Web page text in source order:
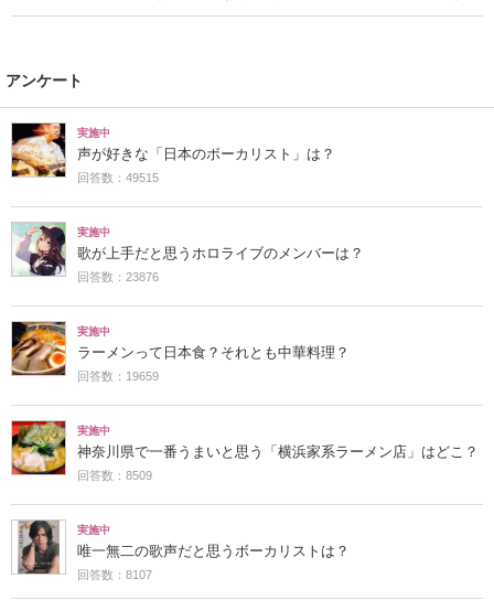
アンケート
実施中
声が好きな「日本のボーカリスト」は？
回答数：49515
実施中
歌が上手だと思うホロライブのメンバーは？
回答数：23876
実施中
ラーメンって日本食？それとも中華料理？
回答数：19659
実施中
神奈川県で一番うまいと思う「横浜家系ラーメン店」はどこ？
回答数：8509
実施中
唯一無二の歌声だと思うボーカリストは？
回答数：8107